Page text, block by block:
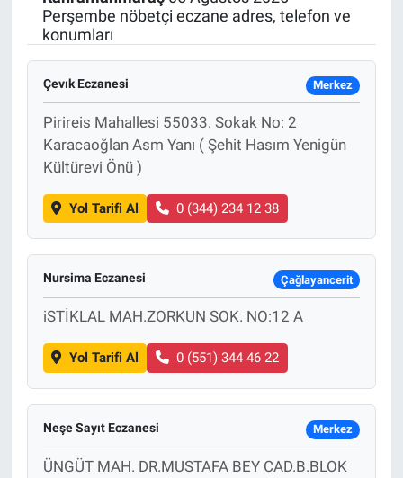
Perşembe nöbetçi eczane adres, telefon ve
konumları
Çevık Eczanesi Merkez
Pirireis Mahallesi 55033. Sokak No: 2
Karacaoğlan Asm Yanı ( Şehit Hasım Yenigün
Kültürevi Önü )
Yol Tarifi Al 0 (344) 234 12 38
Nursima Eczanesi Çağlayancerit
iSTİKLAL MAH.ZORKUN SOK. NO:12 A
Yol Tarifi Al 0 (551) 344 46 22
Neşe Sayıt Eczanesi Merkez
ÜNGÜT MAH. DR.MUSTAFA BEY CAD.B.BLOK
SAĞLIK
EKONOMİ
EĞİTİM
ÖZEL HABER
Keşfet
MANŞET
RESMİ İLANLAR
Bize ulaşın